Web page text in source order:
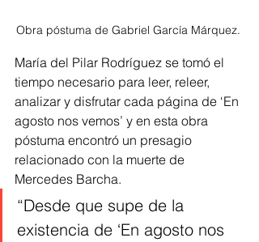
Obra póstuma de Gabriel García Márquez.
María del Pilar Rodríguez se tomó el
tiempo necesario para leer, releer,
analizar y disfrutar cada página de ‘En
agosto nos vemos’ y en esta obra
póstuma encontró un presagio
relacionado con la muerte de
Mercedes Barcha.
“Desde que supe de la
existencia de ‘En agosto nos